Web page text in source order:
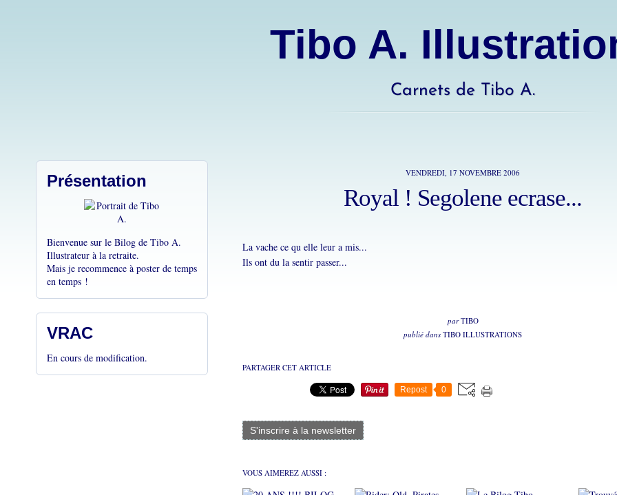
Tibo A.
Carnets de Tibo A.
Présentation
Bienvenue sur le Bilog de Tibo A.
Illustrateur à la retraite.
Mais je recommence à poster de temps
en temps !
VRAC
En cours de modification.
VENDREDI, 17 NOVEMBRE 2006
Royal ! Segolene ecrase...
La vache ce qu elle leur a mis...
Ils ont du la sentir passer...
parTIBO
publié dans TIBO ILLUSTRATIONS
PARTAGER CET ARTICLE
Repost 0
S'inscrire à la newsletter
VOUS AIMEREZ AUSSI :